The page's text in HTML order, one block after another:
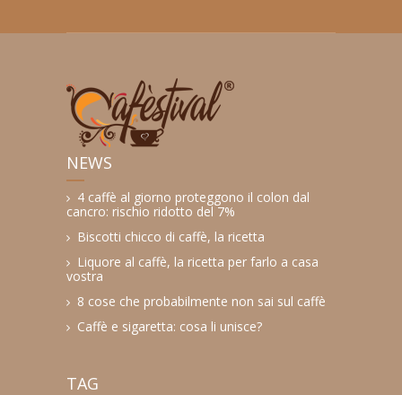
NEWS
4 caffè al giorno proteggono il colon dal
cancro: rischio ridotto del 7%
Biscotti chicco di caffè, la ricetta
Liquore al caffè, la ricetta per farlo a casa
vostra
8 cose che probabilmente non sai sul caffè
Caffè e sigaretta: cosa li unisce?
TAG